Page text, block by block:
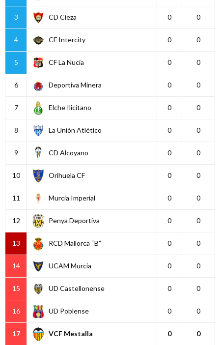
3 CD Cieza 0 0
4 CF Intercity 0 0
5 CF La Nucía 0 0
6 Deportiva Minera 0 0
7 Elche Ilicitano 0 0
8 La Unión Atlético 0 0
9 CD Alcoyano 0 0
10 Orihuela CF 0 0
11 Murcia Imperial 0 0
12 Penya Deportiva 0 0
13 RCD Mallorca “B” 0 0
14 UCAM Murcia 0 0
15 UD Castellonense 0 0
16 UD Poblense 0 0
17 VCF Mestalla 0 0